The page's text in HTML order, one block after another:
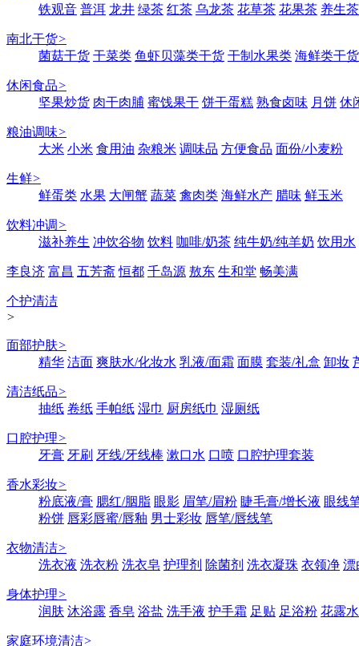
铁观音 普洱 龙井 绿茶 红茶 乌龙茶 花草茶 花果茶 养生茶
南北干货>
菌菇干货 干菜类 鱼虾贝藻类干货 干制水果类 海鲜类干货
休闲食品>
坚果炒货 肉干肉脯 蜜饯果干 饼干蛋糕 熟食卤味 月饼 休
粮油调味>
大米 小米 食用油 杂粮米 调味品 方便食品 面份/小麦粉
生鲜>
鲜蛋类 水果 大闸蟹 蔬菜 禽肉类 海鲜水产 腊味 鲜玉米
饮料冲调>
滋补养生 冲饮谷物 饮料 咖啡/奶茶 纯牛奶/纯羊奶 饮用水
李良济 富昌 五芳斋 恒都 千岛源 敖东 生和堂 畅美满
个护清洁
>
面部护肤>
精华 洁面 爽肤水/化妆水 乳液/面霜 面膜 套装/礼盒 卸妆
清洁纸品>
抽纸 卷纸 手帕纸 湿巾 厨房纸巾 湿厕纸
口腔护理>
牙膏 牙刷 牙线/牙线棒 漱口水 口喷 口腔护理套装
香水彩妆>
粉底液/膏 腮红/胭脂 眼影 眉笔/眉粉 睫毛膏/增长液 眼线
粉饼 唇彩唇蜜/唇釉 男士彩妆 唇笔/唇线笔
衣物清洁>
洗衣液 洗衣粉 洗衣皂 护理剂 除菌剂 洗衣凝珠 衣领净 漂
身体护理>
润肤 沐浴露 香皂 浴盐 洗手液 护手霜 足贴 足浴粉 花露水
家庭环境清洁>